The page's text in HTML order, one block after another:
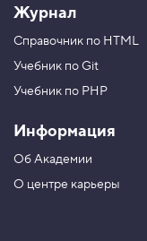
Журнал
Справочник по HTML
Учебник по Git
Учебник по PHP
Информация
Об Академии
О центре карьеры